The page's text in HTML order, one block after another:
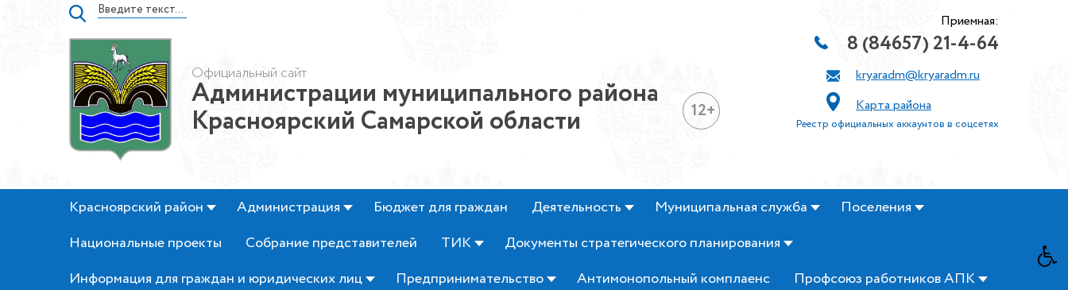
Официальный сайт
Администрации муниципального района
Красноярский Самарской области 12+
Приемная:
8 (84657) 21-4-64
kryaradm@kryaradm.ru
Карта района
Реестр официальных аккаунтов в соцсетях
Красноярский район Администрация Бюджет для граждан Деятельность Муниципальная служба
Поселения
Национальные проекты
Собрание представителей ТИК
Документы стратегического планирования
Информация для граждан и юридических лиц
Предпринимательство Антимонопольный комплаенс
Профсоюз работников АПК